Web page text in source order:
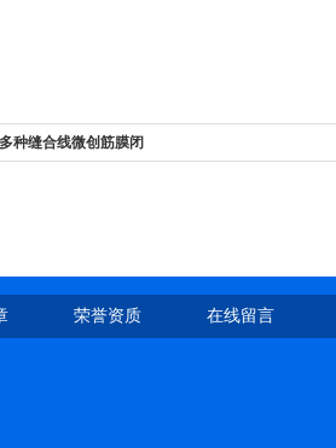
种缝合线微创筋膜闭
荣誉资质 在线留言